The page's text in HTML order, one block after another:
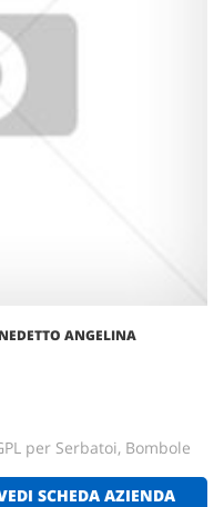
ANGELINA
per Serbatoi, Bombole
SCHEDA AZIENDA